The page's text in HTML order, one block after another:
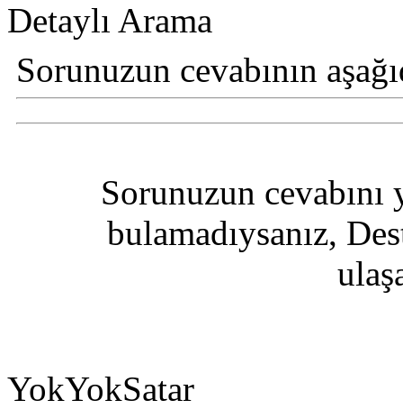
Detaylı Arama
Sorunuzun cevabının
Sorunuzun cevabını
bulamadıysanız,
YokYokSatar